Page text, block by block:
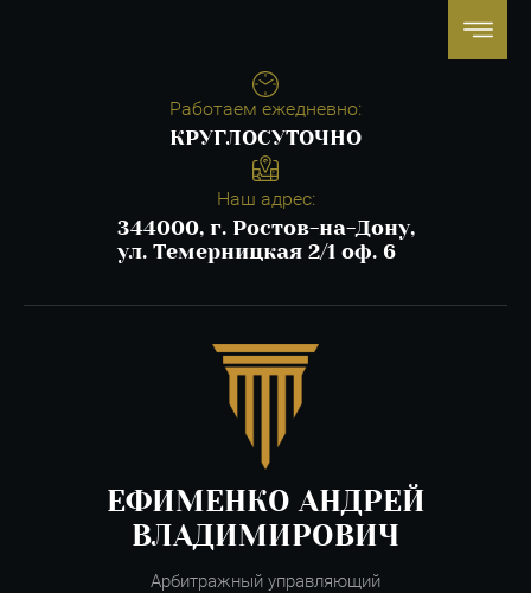
Работаем ежедневно:
КРУГЛОСУТОЧНО
Наш адрес:
344000, г. Ростов-на-Дону,
ул. Темерницкая 2/1 оф. 6
ЕФИМЕНКО АНДРЕЙ
ВЛАДИМИРОВИЧ
Арбитражный управляющий